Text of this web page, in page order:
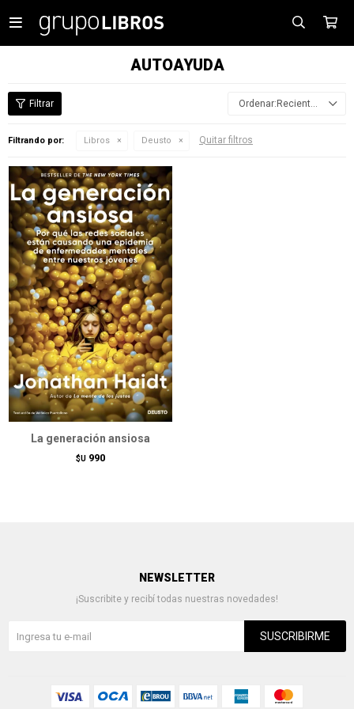

AUTOAYUDA
Recientes
Filtrando por: Libros Deusto Quitar filtros
La generación ansiosa
$U 990
NEWSLETTER
¡Suscribite y recibí todas nuestras novedades!
SUSCRIBIRME